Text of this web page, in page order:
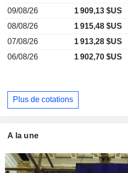
09/08/26
1 909,13 $US
08/08/26
1 915,48 $US
07/08/26
1 913,28 $US
06/08/26
1 902,70 $US
Plus de cotations
A la une